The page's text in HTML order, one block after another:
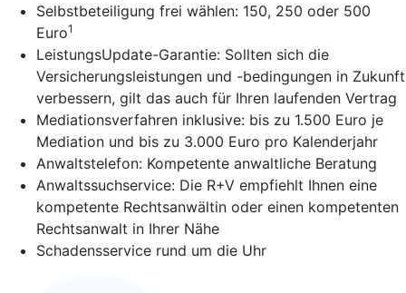
Selbstbeteiligung frei wählen: 150, 250 oder 500
Euro1
LeistungsUpdate-Garantie: Sollten sich die
Versicherungsleistungen und -bedingungen in Zukunft
verbessern, gilt das auch für Ihren laufenden Vertrag
Mediationsverfahren inklusive: bis zu 1.500 Euro je
Mediation und bis zu 3.000 Euro pro Kalenderjahr
Anwaltstelefon: Kompetente anwaltliche Beratung
Anwaltssuchservice: Die R+V empfiehlt Ihnen eine
kompetente Rechtsanwältin oder einen kompetenten
Rechtsanwalt in Ihrer Nähe
Schadensservice rund um die Uhr